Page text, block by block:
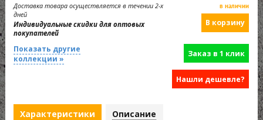
Доставка товара осуществляется в течении 2-х
дней
Индивидуальные скидки для оптовых
покупателей
в наличии
Показать другие
коллекции »
Заказ в 1 клик
Нашли дешевле?
Характеристики Описание